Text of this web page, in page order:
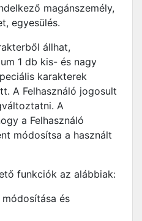
magánszemély,
egyesülés.
állhat,
1 db kis- és nagy
karakterek
A Felhasználó jogosult
A
a Felhasználó
módosítsa a használt
funkciók az alábbiak:
és